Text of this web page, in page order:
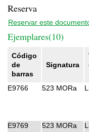
Reserva
Reservar este
Ejemplares(10)
Código
de
barras
Signatura
E9766
523 MORa
E9769 523 MORa